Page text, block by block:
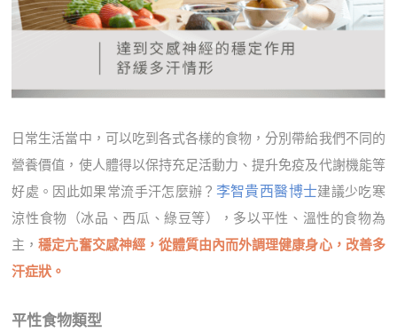
日常生活當中，可以吃到各式各樣的食物，分別帶給我們不同的
營養價值，使人體得以保持充足活動力、提升免疫及代謝機能等
好處。因此如果常流手汗怎麼辦？ 李智貴西醫博士建議少吃寒
涼性食物（冰品、西瓜、綠豆等），多以平性、溫性的食物為
主，穩定亢奮交感神經，從體質由內而外調理健康身心，改善多
汗症狀。
平性食物類型